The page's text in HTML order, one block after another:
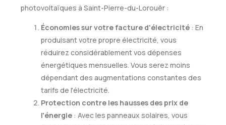
photovoltaïques à Saint-Pierre-du-Lorouër :
Économies sur votre facture d'électricité : En
produisant votre propre électricité, vous
réduirez considérablement vos dépenses
énergétiques mensuelles. Vous serez moins
dépendant des augmentations constantes des
tarifs de l'électricité.
Protection contre les hausses des prix de
l'énergie : Avec les panneaux solaires, vous